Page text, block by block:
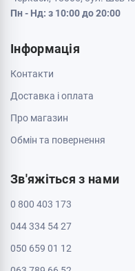
Пн - Нд: з 10:00 до 20:00
Кривий Ріг, 50000,
Кропивницький, 25006,
Полтава, 36000, вул.
Пн - Нд: з 10:00 до 20:00
ТРЦ Депот, 2 поверх
Черкаси, 18005, бул.
Інформація
Контакти